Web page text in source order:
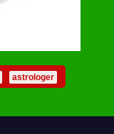
astrologer